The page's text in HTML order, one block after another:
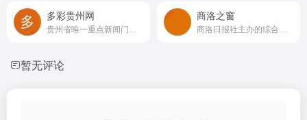
多彩贵州网 ‌商洛之窗
暂无评论